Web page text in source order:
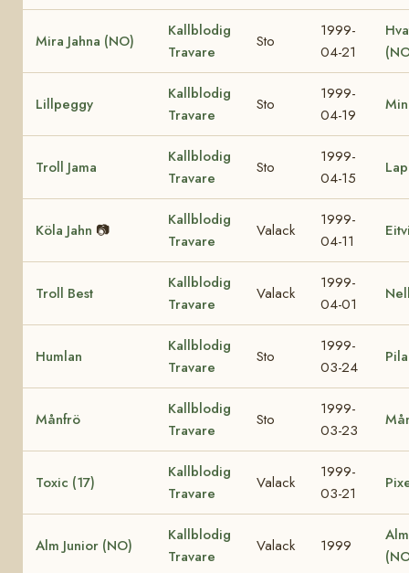
Mira Jahna (NO)
Kallblodig
Travare
Sto
1999-
04-21
Lillpeggy
Kallblodig
Travare
Sto
1999-
04-19
Troll Jama
Kallblodig
Travare
Sto
1999-
04-15
Köla Jahn 📷
Kallblodig
Travare
Valack
1999-
04-11
Troll Best
Kallblodig
Travare
Valack
1999-
04-01
Humlan
Kallblodig
Travare
Sto
1999-
03-24
Månfrö
Kallblodig
Travare
Sto
1999-
03-23
Toxic (17)
Kallblodig
Travare
Valack
1999-
03-21
Alm Junior (NO)
Kallblodig
Travare
Valack 1999